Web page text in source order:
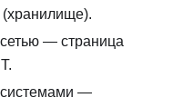
(хранилище).
— страница
—